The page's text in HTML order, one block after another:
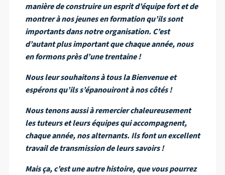
manière de construire un esprit d’équipe fort et de
montrer à nos jeunes en formation qu’ils sont
importants dans notre organisation. C’est
d’autant plus important que chaque année, nous
en formons près d’une trentaine !
Nous leur souhaitons à tous la Bienvenue et
espérons qu’ils s’épanouiront à nos côtés !
Nous tenons aussi à remercier chaleureusement
les tuteurs et leurs équipes qui accompagnent,
chaque année, nos alternants. Ils font un excellent
travail de transmission de leurs savoirs !
Mais ça, c’est une autre histoire, que vous pourrez